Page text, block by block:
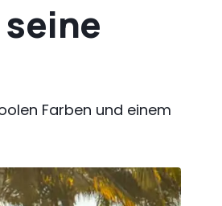
Farben und einem